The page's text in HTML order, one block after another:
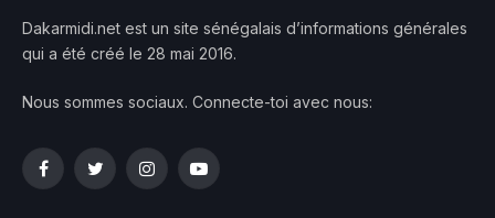
Dakarmidi.net est un site sénégalais d’informations générales
qui a été créé le 28 mai 2016.
Nous sommes sociaux. Connecte-toi avec nous:
FacebookTwitterInstagramYouTube